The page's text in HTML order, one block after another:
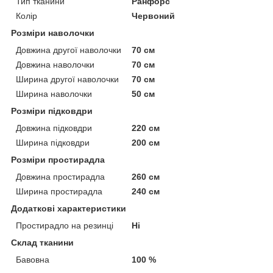
Колір
Червоний
Розміри наволочки
Довжина другої наволочки
70 см
Довжина наволочки
70 см
Ширина другої наволочки
70 см
Ширина наволочки
50 см
Розміри підковдри
Довжина підковдри
220 см
Ширина підковдри
200 см
Розміри простирадла
Довжина простирадла
260 см
Ширина простирадла
240 см
Додаткові характеристики
Простирадло на резинці
Ні
Склад тканини
Бавовна
100 %